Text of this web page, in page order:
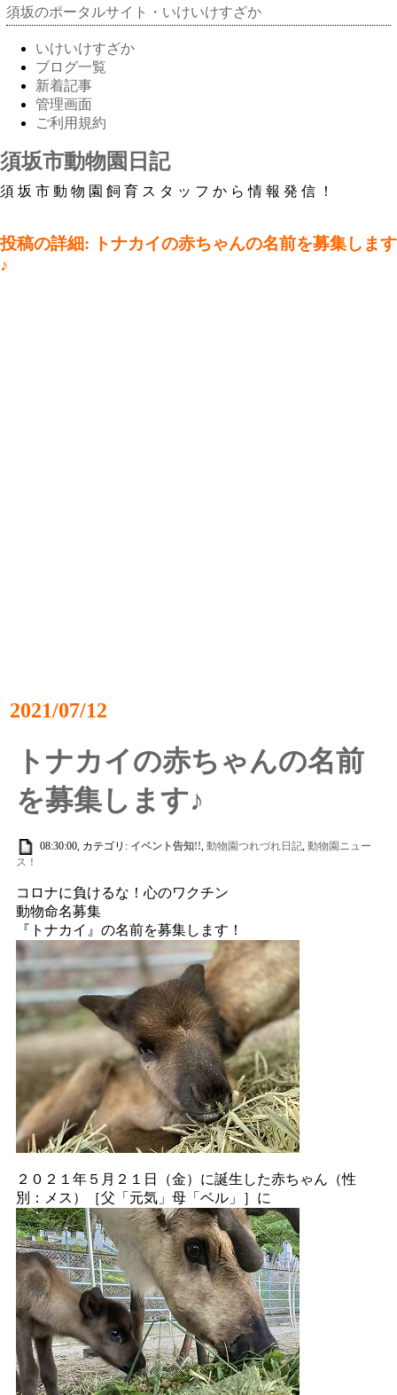
須坂のポータルサイト・いけいけすざか
いけいけすざか
ブログ一覧
新着記事
管理画面
ご利用規約
須坂市動物園日記
須坂市動物園飼育スタッフから情報発信！
投稿の詳細: トナカイの赤ちゃんの名前を募集します
♪
2021/07/12
トナカイの赤ちゃんの名前
を募集します♪
08:30:00, カテゴリ: イベント告知!!,動物園つれづれ日記,動物園ニュー
ス！
コロナに負けるな！心のワクチン
動物命名募集
『トナカイ』の名前を募集します！
２０２１年５月２１日（金）に誕生した赤ちゃん（性
別：メス）［父「元気」母「ベル」］に